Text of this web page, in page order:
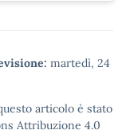
martedì, 24
articolo è stato
Attribuzione 4.0